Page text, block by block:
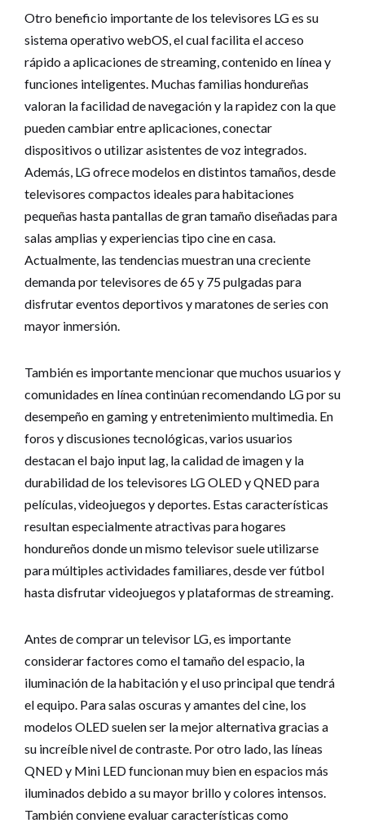
Otro beneficio importante de los televisores LG es su
sistema operativo webOS, el cual facilita el acceso
rápido a aplicaciones de streaming, contenido en línea y
funciones inteligentes. Muchas familias hondureñas
valoran la facilidad de navegación y la rapidez con la que
pueden cambiar entre aplicaciones, conectar
dispositivos o utilizar asistentes de voz integrados.
Además, LG ofrece modelos en distintos tamaños, desde
televisores compactos ideales para habitaciones
pequeñas hasta pantallas de gran tamaño diseñadas para
salas amplias y experiencias tipo cine en casa.
Actualmente, las tendencias muestran una creciente
demanda por televisores de 65 y 75 pulgadas para
disfrutar eventos deportivos y maratones de series con
mayor inmersión.
También es importante mencionar que muchos usuarios y
comunidades en línea continúan recomendando LG por su
desempeño en gaming y entretenimiento multimedia. En
foros y discusiones tecnológicas, varios usuarios
destacan el bajo input lag, la calidad de imagen y la
durabilidad de los televisores LG OLED y QNED para
películas, videojuegos y deportes. Estas características
resultan especialmente atractivas para hogares
hondureños donde un mismo televisor suele utilizarse
para múltiples actividades familiares, desde ver fútbol
hasta disfrutar videojuegos y plataformas de streaming.
Antes de comprar un televisor LG, es importante
considerar factores como el tamaño del espacio, la
iluminación de la habitación y el uso principal que tendrá
el equipo. Para salas oscuras y amantes del cine, los
modelos OLED suelen ser la mejor alternativa gracias a
su increíble nivel de contraste. Por otro lado, las líneas
QNED y Mini LED funcionan muy bien en espacios más
iluminados debido a su mayor brillo y colores intensos.
También conviene evaluar características como